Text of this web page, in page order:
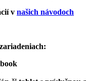
v našich návodoch